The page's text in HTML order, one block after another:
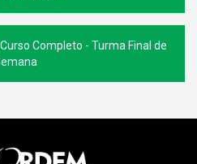
Completo - Turma Final de